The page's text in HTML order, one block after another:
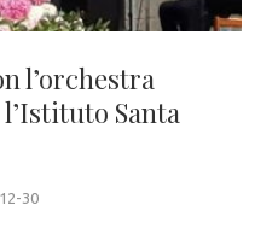
l’orchestra
Santa
30